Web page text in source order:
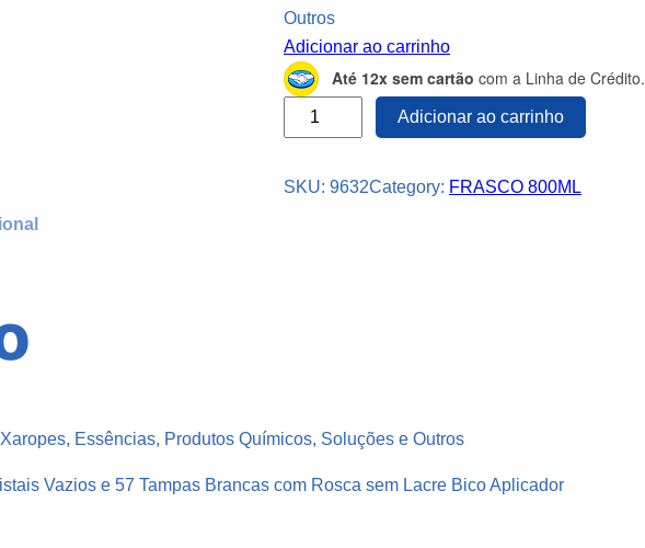
Outros
Adicionar ao carrinho
Até 12x sem cartão com a Linha de Crédito.
7
r
s
t
Adicionar ao carrinho
SKU: 9632Category: FRASCO 800ML
Essências, Produtos Químicos, Soluções e Outros
Vazios e 57 Tampas Brancas com Rosca sem Lacre Bico Aplicador